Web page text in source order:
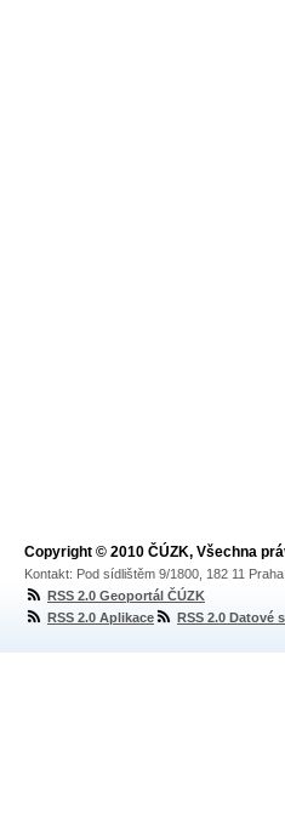
Copyright © 2010 ČÚZK, Všechna
Kontakt: Pod sídlištěm 9/1800, 182 11
RSS 2.0 Geoportál ČÚZK
RSS 2.0 Aplikace
RSS 2.0 Datové